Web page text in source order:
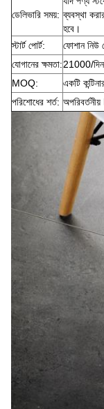
ডেলিভারি সময়: ব্যবস্থা
হবে।
স্টার্ট পোর্ট:
ফোশান নিউ
যোগানের ক্ষমতা:21000/
MOQ:
একটি
পরিশোধের শর্ত: